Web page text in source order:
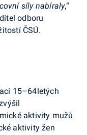
síly nabíraly,“
odboru
ČSÚ.
15–64letých
aktivity mužů
aktivity žen